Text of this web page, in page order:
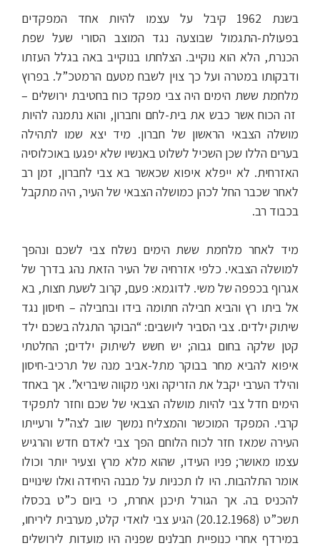
בשנת 1962 קיבל על עצמו להיות אחד המפקדים
בפעולת-התגמול שבוצעה נגד המוצב הסורי שעל שפת
הכנרת, הלא הוא נוקייב. הצלחתו בנוקייב באה בגלל העזתו
ודבקותו במטרה ועל כך צוין לשבח מטעם הרמטכ”ל. בפרוץ
מלחמת ששת הימים היה צבי מפקד כוח בחטיבת ירושלים –
זה הכוח אשר כבש את בית-לחם וחברון, והוא נתמנה להיות
מושלה הצבאי הראשון של חברון. מיד יצא שמו לתהילה
בערים הללו שכן השכיל לשלוט באנשיו שלא יפגעו באוכלוסיה
האזרחית. לא ייפלא איפוא שכאשר בא צבי לחברון, זמן רב
לאחר שכבר החל לכהן כמושלה הצבאי של העיר, היה מתקבל
בכבוד רב.
מיד לאחר מלחמת ששת הימים נשלח צבי לשכם ונהפך
למושלה הצבאי. כלפי אזרחיה של העיר הזאת נהג בדרך של
אגרוף בכפפה של משי. לדוגמא: פעם, קרוב לשעת חצות, בא
אל ביתו רץ והביא חבילה חתומה בידו ובחבילה – חיסון נגד
שיתוק ילדים. צבי הסביר ליושבים: “הבוקר התגלה בשכם ילד
קטן שלקה בחום גבוה; יש חשש לשיתוק ילדים; החלטתי
איפוא להביא מחר בבוקר מתל-אביב מנה של תרכיב-חיסון
והילד הערבי יקבל את הזריקה ואני מקווה שיבריא”. אך באחד
הימים חדל צבי להיות מושלה הצבאי של שכם וחזר לתפקיד
קרבי. המפקד המוכשר והמצליח נמשך שוב לצה”ל ורעייתו
העירה שמאז חזר לכוח הלוחם הפך צבי לאדם חדש והרגיש
עצמו מאושר; פניו העידו, שהוא מלא מרץ וצעיר יותר וכולו
אומר התלהבות. היו לו תכניות על מבנה היחידה ואלו שינויים
להכניס בה. אך הגורל תיכנן אחרת, כי ביום כ”ט בכסלו
תשכ”ט (20.12.1968) הגיע צבי לואדי קלט, מערבית ליריחו,
במירדף אחרי כנופיית חבלנים שפניה היו מועדות לירושלים